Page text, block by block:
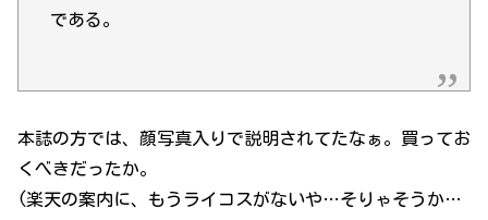
である。
本誌の方では、顔写真入りで説明されてたなぁ。買ってお
くべきだったか。
(楽天の案内に、もうライコスがないや…そりゃそうか…